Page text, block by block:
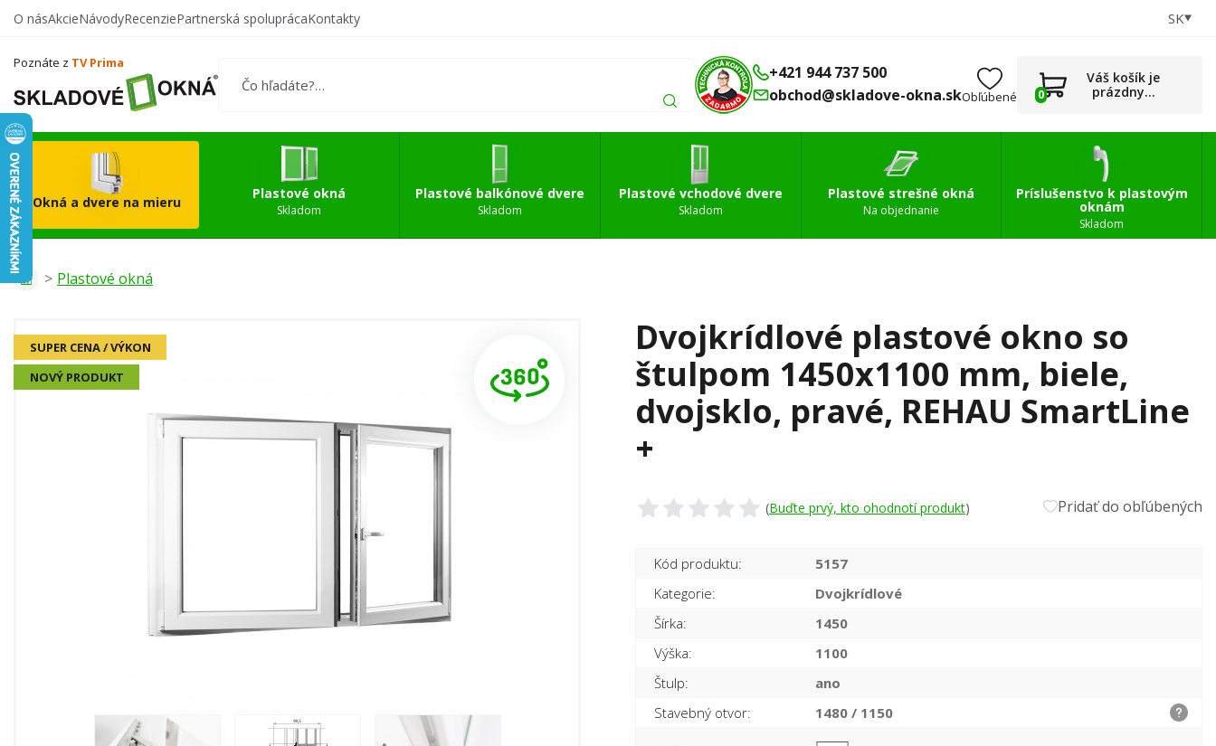
Vytvorte si vlastný
0
O násAkcieNávodyRecenziePartnerská spoluprácaKontakty SK
Poznáte z TV Prima
+421 944 737 500
obchod@skladove-okna.skObľúbené 0
Váš košík je
prázdny...
Okná a dvere na mieru
Plastové okná
Skladom
Plastové balkónové dvere
Skladom
Plastové vchodové dvere
Skladom
Plastové strešné okná
Na objednanie
Príslušenstvo k plastovým
oknám
Skladom
Plastové okná
Dvojkrídlové plastové okno so
štulpom 1450x1100 mm, biele,
dvojsklo, pravé, REHAU SmartLine
+
(Buďte prvý, kto ohodnotí produkt) Pridať do obľúbených
SUPER CENA / VÝKON
NOVÝ PRODUKT
Kód produktu:
5157
Kategorie:
Dvojkrídlové
Šírka:
1450
Výška:
1100
Štulp:
ano
Stavebný otvor:
1480 / 1150